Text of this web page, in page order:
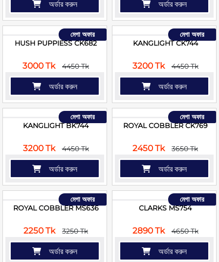
অর্ডার করুন অর্ডার করুন
মেগা অফার
HUSH PUPPIESS CK682
3000 Tk 4450 Tk
অর্ডার করুন
মেগা অফার
KANGLIGHT CK744
3200 Tk 4450 Tk
অর্ডার করুন
মেগা অফার
KANGLIGHT BK744
3200 Tk 4450 Tk
অর্ডার করুন
মেগা অফার
ROYAL COBBLER CK769
2450 Tk 3650 Tk
অর্ডার করুন
মেগা অফার
ROYAL COBBLER MS636
2250 Tk 3250 Tk
অর্ডার করুন
মেগা অফার
CLARKS MS754
2890 Tk 4650 Tk
অর্ডার করুন